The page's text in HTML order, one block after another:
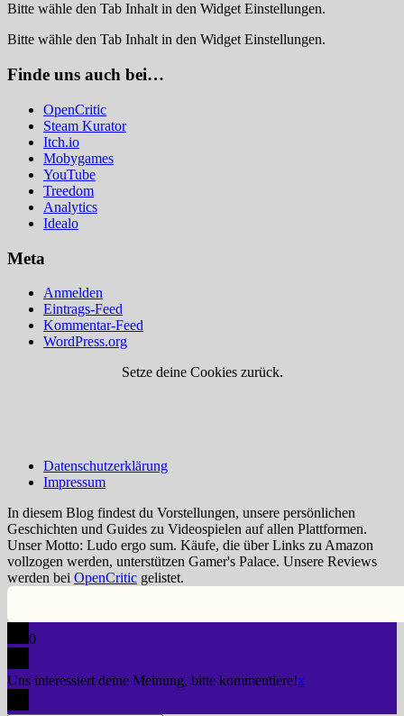
Bitte wähle den Tab Inhalt in den Widget Einstellungen.
Bitte wähle den Tab Inhalt in den Widget Einstellungen.
Finde uns auch bei…
OpenCritic
Steam Kurator
Itch.io
Mobygames
YouTube
Treedom
Analytics
Idealo
Meta
Anmelden
Eintrags-Feed
Kommentar-Feed
WordPress.org
Setze deine Cookies zurück.
Datenschutzerklärung
Impressum
In diesem Blog findest du Vorstellungen, unsere persönlichen
Geschichten und Guides zu Videospielen auf allen Plattformen.
Unser Motto: Ludo ergo sum. Käufe, die über Links zu Amazon
vollzogen werden, unterstützen Gamer's Palace. Unsere Reviews
werden bei OpenCritic gelistet.
0
Uns interessiert deine Meinung, bitte kommentiere!x